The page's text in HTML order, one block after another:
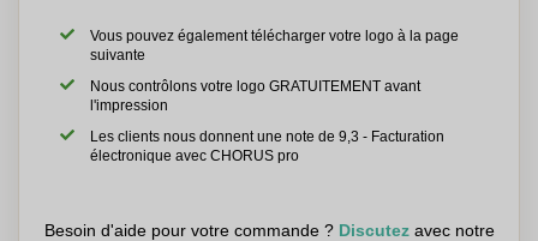
Vous pouvez également télécharger votre logo à la page
suivante
Nous contrôlons votre logo GRATUITEMENT avant
l'impression
Les clients nous donnent une note de 9,3 - Facturation
électronique avec CHORUS pro
Besoin d'aide pour votre commande ? Discutezavec notre